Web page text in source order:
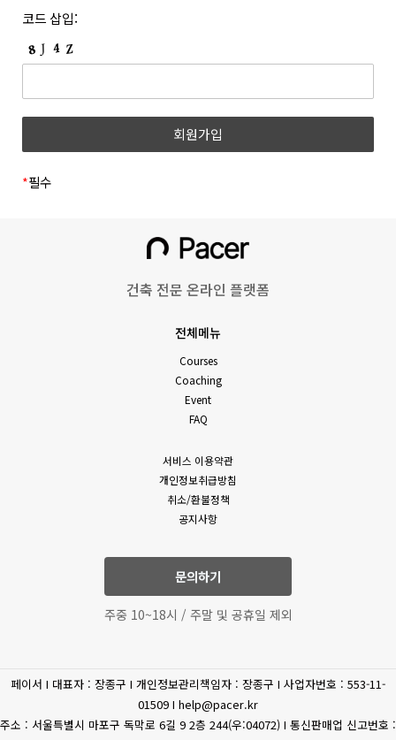
있는 쿠폰을 말합니다.
7. 위 항에서 정의되지 않은 약관 상의 용어의 의미는 일반적인
거래관행에 따릅니다.
1. 회사는 본 약관의 내용과 상호, 영업소 소재지 주소, 대표자의
성명, 사업자등록번호, 통신판매업신고번호, 개인정보관리책임자
등을 회원이 쉽게 확인할 수 있도록 사이트의 초기 화면에
통하여 볼 수 있도록 합니다.
『전자금융거래법』, 『전자서명법』, 『정보통신망 이용촉진
및 정보보호 등에 관한 법률』, 『소비자기본법』 등 관련 법령을
3. 회사가 약관을 개정할 경우에는 적용일자 및 개정 사유를
전일까지 사이트의 초기 화면 등에 고지하거나 전자우편 또는 그
밖의 방법으로 통지합니다. 다만, 회원에게 불리하게 약관 내용을
변경하는 경우에는 최소한 30일 이상의 사전 유예기간을 두고
공지 및 통지합니다. 회사가 개정약관을 공지 또는 통지하면서
회원에게 30일 기간 내에 의사표시를 하지 않으면 의사표시가
회원이 명시적으로 거부의 의사표시를 하지 아니한 경우 회원이
개정약관에 동의한 것으로 봅니다.
4. 제3항에 의해 변경된 약관은 법령에 특별한 규정이나 기타
부득이한 사유가 없는 한 그 적용일자 이전으로 소급하여
약관에 동의하지 않을 경우 언제든지 자유롭게 서비스 이용을
중단하고 탈퇴할 수 있습니다.
6. 회사는 제공하는 서비스 내의 개별 서비스에 대한 별도의 약관
절차를 거치게 됩니다. 이 경우 개별 서비스에 대한 이용약관 등이
이 약관에 우선합니다.
제 4 조 (약관 외 준칙)
1. 개인정보의 수집 및 이용목적
수집시기
구분 수집항목
이메일
(필수) 성명, 이메일, 휴대폰
번호, 비밀번호, 직무선택
(학생, 근로자)
불량 이용 기록 등),
기기정보(고유기기 식별값,
OS버전 등)
(선택) 프로필 사진
(필수)성명, 휴대폰 번호,
이메일, 상담내역
있을수 있습니다.)
(필수) 결제기록(상품,
금액) 신용카트, 카드사명,
휴대전화
인증
(선택) 휴대폰 번호
(필수) 주민등록번호, 주소,
이름
코드 삽입:
*필수
건축 전문 온라인 플랫폼
전체메뉴
Courses
Coaching
Event
FAQ
서비스 이용약관
개인정보취급방침
취소/환불정책
공지사항
문의하기
주중 10~18시 / 주말 및 공휴일 제외
페이서 I 대표자 : 장종구 I 개인정보관리책임자 : 장종구 I 사업자번호 : 553-11-
01509 I help@pacer.kr
주소 : 서울특별시 마포구 독막로 6길 9 2층 244(우:04072) I 통신판매업 신고번호 :